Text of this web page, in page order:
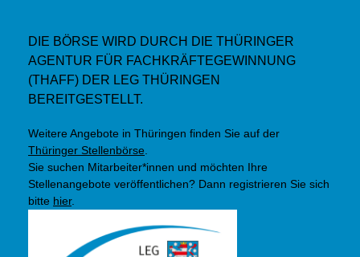
DIE BÖRSE WIRD DURCH DIE THÜRINGER
AGENTUR FÜR FACHKRÄFTEGEWINNUNG
(THAFF) DER LEG THÜRINGEN
BEREITGESTELLT.
Weitere Angebote in Thüringen finden Sie auf der
Thüringer Stellenbörse
Sie suchen Mitarbeiter*innen und möchten Ihre
Stellenangebote veröffentlichen? Dann registrieren Sie sich
bitte hier.